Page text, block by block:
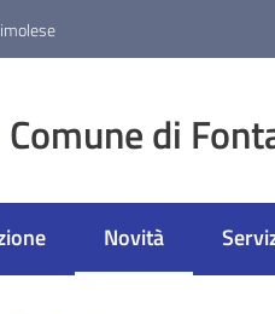
Comune di
Novità
Menu selezionato